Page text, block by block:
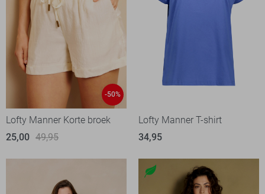
-50%
Lofty Manner Korte broek
25,00 49,95
Lofty Manner T-shirt
34,95